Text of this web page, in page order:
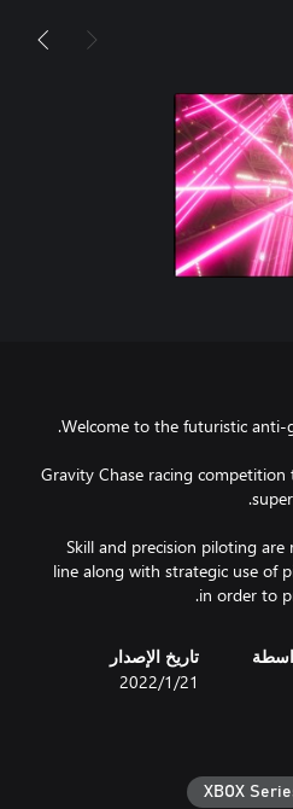
Gravity Chase racing
Skill and precision piloting
line along with strategic use of
in order to
تاريخ الإصدار
21‏/1‏/2022
XBOX